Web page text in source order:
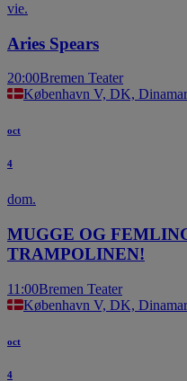
vie.
Aries Spears
20:00Bremen Teater
København V, DK,
oct
4
dom.
MUGGE OG
TRAMPOLINEN!
11:00Bremen Teater
København V, DK,
oct
4